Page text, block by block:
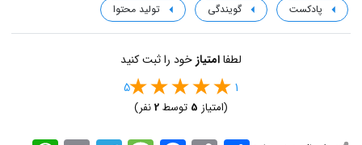
پادکست گویندگی تولید محتوا
لطفاامتیاز خود را ثبت کنید
1
5
(امتیاز 5 توسط2نفر)